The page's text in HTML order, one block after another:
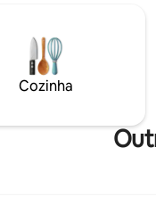
academia, salas
A uma curta
estabelecimentos de
bebidas e a melhor
duas unidades de ar-
Cozinha